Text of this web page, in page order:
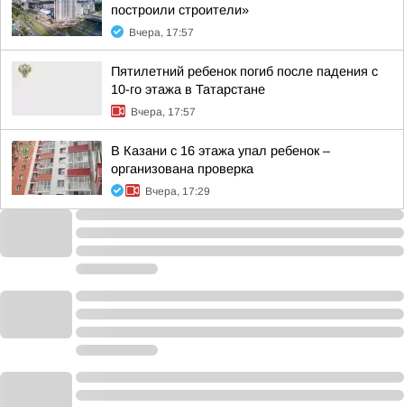
построили строители»
Вчера, 17:57
Пятилетний ребенок погиб после падения с
10-го этажа в Татарстане
Вчера, 17:57
В Казани с 16 этажа упал ребенок –
организована проверка
Вчера, 17:29